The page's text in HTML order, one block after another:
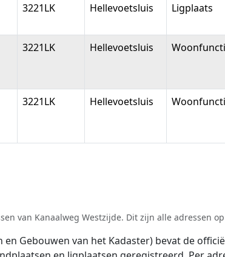
3221LK Hellevoetsluis Ligplaats
3221LK Hellevoetsluis
3221LK Hellevoetsluis
van Kanaalweg Westzijde. Dit zijn alle adressen
en Gebouwen van het Kadaster) bevat de